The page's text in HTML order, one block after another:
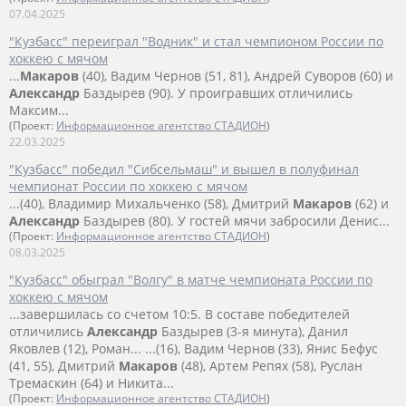
07.04.2025
"Кузбасс" переиграл "Водник" и стал чемпионом России по
хоккею с мячом
...Макаров (40), Вадим Чернов (51, 81), Андрей Суворов (60) и
Александр Баздырев (90). У проигравших отличились
Максим...
(Проект: Информационное агентство СТАДИОН)
22.03.2025
"Кузбасс" победил "Сибсельмаш" и вышел в полуфинал
чемпионат России по хоккею с мячом
...(40), Владимир Михальченко (58), Дмитрий Макаров (62) и
Александр Баздырев (80). У гостей мячи забросили Денис...
(Проект: Информационное агентство СТАДИОН)
08.03.2025
"Кузбасс" обыграл "Волгу" в матче чемпионата России по
хоккею с мячом
...завершилась со счетом 10:5. В составе победителей
отличились Александр Баздырев (3-я минута), Данил
Яковлев (12), Роман... ...(16), Вадим Чернов (33), Янис Бефус
(41, 55), Дмитрий Макаров (48), Артем Репях (58), Руслан
Тремаскин (64) и Никита...
(Проект: Информационное агентство СТАДИОН)